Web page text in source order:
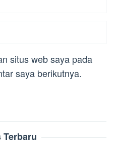
situs web saya pada
saya berikutnya.
Terbaru